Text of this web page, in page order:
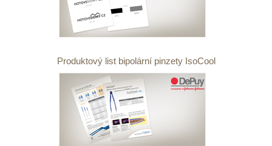
Produktový list bipolární pinzety IsoCool